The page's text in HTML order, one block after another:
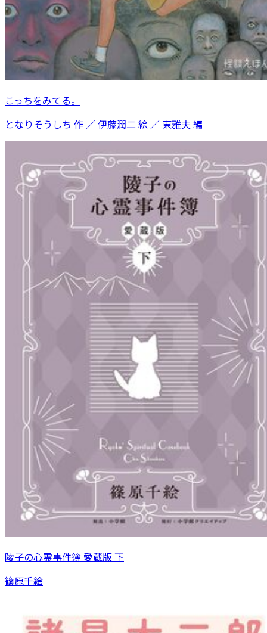
こっちをみてる。
となりそうしち 作 ／ 伊藤潤二 絵 ／ 東雅夫 編
陵子の心霊事件簿 愛蔵版 下
篠原千絵